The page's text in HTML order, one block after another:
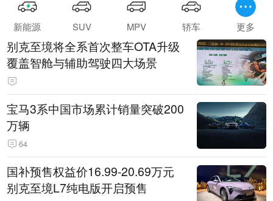
新能源 SUV MPV 轿车 更多
别克至境将全系首次整车OTA升级
覆盖智舱与辅助驾驶四大场景
宝马3系中国市场累计销量突破200
万辆
64
国补预售权益价16.99-20.69万元
别克至境L7纯电版开启预售